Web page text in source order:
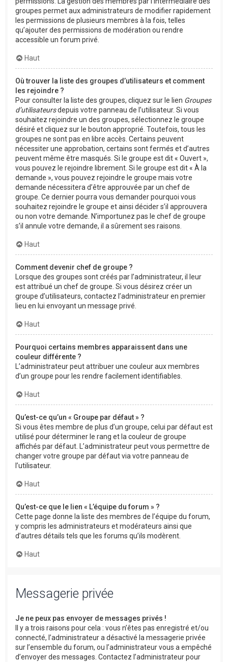
groupes permet aux administrateurs de modifier rapidement
les permissions de plusieurs membres à la fois, telles
qu’ajouter des permissions de modération ou rendre
accessible un forum privé.
Haut
Où trouver la liste des groupes d’utilisateurs et comment
les rejoindre ?
Pour consulter la liste des groupes, cliquez sur le lien Groupes
d’utilisateursdepuis votre panneau de l’utilisateur. Si vous
souhaitez rejoindre un des groupes, sélectionnez le groupe
désiré et cliquez sur le bouton approprié. Toutefois, tous les
groupes ne sont pas en libre accès. Certains peuvent
nécessiter une approbation, certains sont fermés et d’autres
peuvent même être masqués. Si le groupe est dit « Ouvert »,
vous pouvez le rejoindre librement. Si le groupe est dit « À la
demande », vous pouvez rejoindre le groupe mais votre
demande nécessitera d’être approuvée par un chef de
groupe. Ce dernier pourra vous demander pourquoi vous
souhaitez rejoindre le groupe et ainsi décider s’il approuvera
ou non votre demande. N’importunez pas le chef de groupe
s’il annule votre demande, il a sûrement ses raisons.
Haut
Comment devenir chef de groupe ?
Lorsque des groupes sont créés par l’administrateur, il leur
est attribué un chef de groupe. Si vous désirez créer un
groupe d’utilisateurs, contactez l’administrateur en premier
lieu en lui envoyant un message privé.
Haut
Pourquoi certains membres apparaissent dans une
couleur différente ?
L’administrateur peut attribuer une couleur aux membres
d’un groupe pour les rendre facilement identifiables.
Haut
Qu’est-ce qu’un « Groupe par défaut » ?
Si vous êtes membre de plus d’un groupe, celui par défaut est
utilisé pour déterminer le rang et la couleur de groupe
affichés par défaut. L’administrateur peut vous permettre de
changer votre groupe par défaut via votre panneau de
l’utilisateur.
Haut
Qu’est-ce que le lien « L’équipe du forum » ?
Cette page donne la liste des membres de l’équipe du forum,
y compris les administrateurs et modérateurs ainsi que
d’autres détails tels que les forums qu’ils modèrent.
Haut
Messagerie privée
Je ne peux pas envoyer de messages privés !
Il y a trois raisons pour cela : vous n’êtes pas enregistré et/ou
connecté, l’administrateur a désactivé la messagerie privée
sur l’ensemble du forum, ou l’administrateur vous a empêché
d’envoyer des messages. Contactez l’administrateur pour